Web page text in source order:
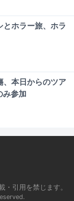
とホラー旅、ホラ
、本日からのツア
み参加
引用を禁じます。